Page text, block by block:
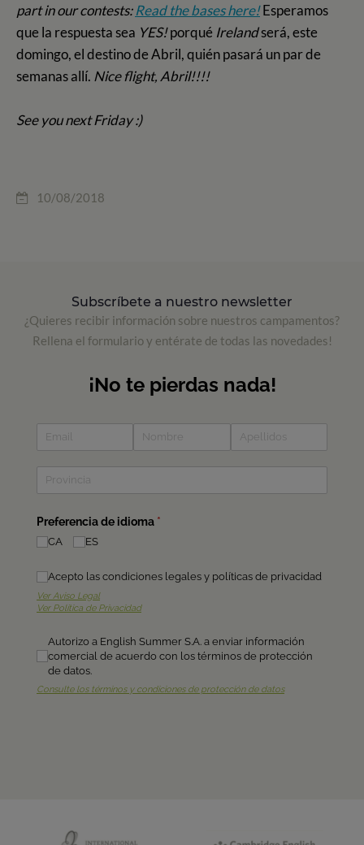
part in our contests:Read the bases here!Esperamos
que la respuesta sea YES!porqué Irelandserá, este
domingo, el destino de Abril, quién pasará un par de
semanas allí. Nice flight, Abril!!!!
See you next Friday :)
10/08/2018
Subscríbete a nuestro newsletter
¿Quieres recibir información sobre nuestros campamentos?
Rellena el formulario y entérate de todas las novedades!